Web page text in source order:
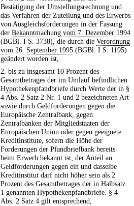
Bestätigung der Umstellungsrechnung und
das Verfahren der Zuteilung und des Erwerbs
von Ausgleichsforderungen in der Fassung
der Bekanntmachung vom 7. Dezember 1994
(BGBl. I S. 3738), die durch die Verordnung
vom 26. September 1995 (BGBl. I S. 1195)
geändert worden ist,
2. bis zu insgesamt 10 Prozent des
Gesamtbetrages der im Umlauf befindlichen
Hypothekenpfandbriefe durch Werte der in §
4 Abs. 2 Satz 2 Nr. 1 und 2 bezeichneten Art
sowie durch Geldforderungen gegen die
Europäische Zentralbank, gegen
Zentralbanken der Mitgliedstaaten der
Europäischen Union oder gegen geeignete
Kreditinstitute, sofern die Höhe der
Forderungen der Pfandbriefbank bereits
beim Erwerb bekannt ist; der Anteil an
Geldforderungen gegen ein und dasselbe
Kreditinstitut darf nicht höher sein als 2
Prozent des Gesamtbetrages der in Halbsatz
1 genannten Hypothekenpfandbriefe. § 4
Abs. 2 Satz 4 gilt entsprechend,